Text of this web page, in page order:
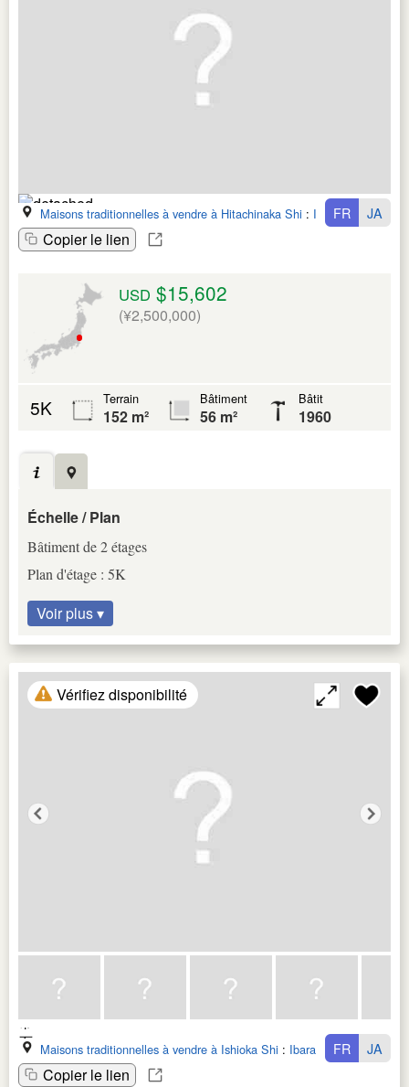
Maisons traditionnelles à vendre à Hitachinaka Shi : Ibaraki Ken
Copier le lien
FR JA
USD $15,602
(¥2,500,000)
5K Terrain
152 m²
Bâtiment
56 m²
Bâtit
1960
Échelle / Plan
Bâtiment de 2 étages
Plan d'étage : 5K
Voir plus ▾
Vérifiez disponibilité
Maisons traditionnelles à vendre à Ishioka Shi : Ibaraki Ken
Copier le lien
FR JA